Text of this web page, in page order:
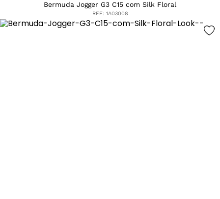
Bermuda Jogger G3 C15 com Silk Floral
REF: 1A03008